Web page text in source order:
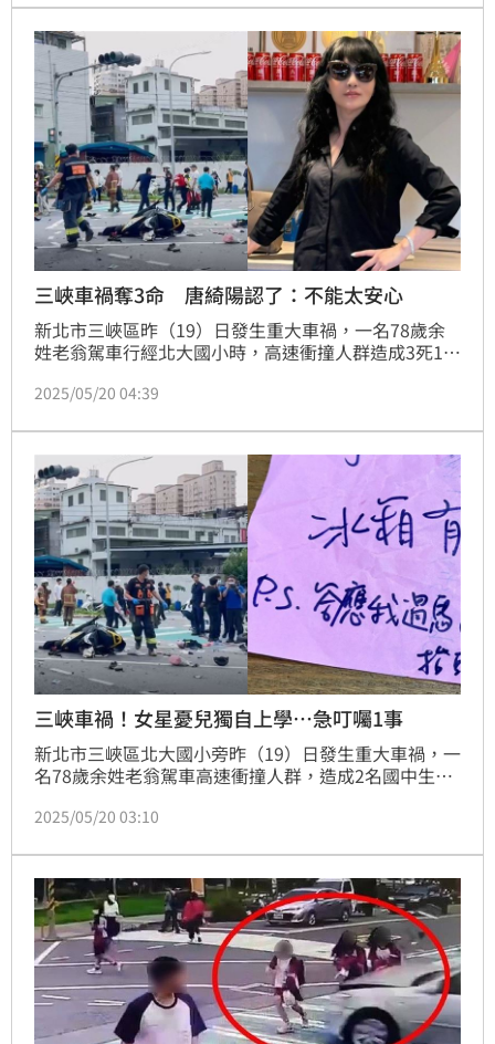
三峽車禍奪3命 唐綺陽認了：不能太安心
新北市三峽區昨（19）日發生重大車禍，一名78歲余
姓老翁駕車行經北大國小時，高速衝撞人群造成3死12
準備接孩子放學的家長，令各界悲痛不已。有「國師」
叢生，並給出建議。
2025/05/20 04:39
三峽車禍！女星憂兒獨自上學…急叮囑1事
新北市三峽區北大國小旁昨（19）日發生重大車禍，一
名78歲余姓老翁駕車高速衝撞人群，造成2名國中生及
孩子的家長尤其痛心；女星楊皓如今日一早特地留紙條
2025/05/20 03:10